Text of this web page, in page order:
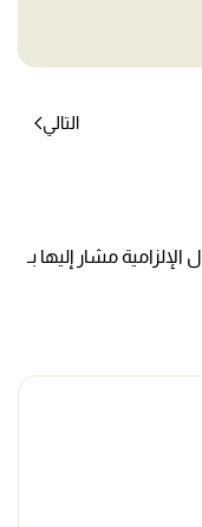
التالي
مشار إليها بـ